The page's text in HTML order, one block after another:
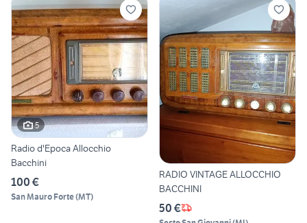
5
Radio d'Epoca Allocchio
Bacchini
100 €
San Mauro Forte(MT)
RADIO VINTAGE ALLOCCHIO
BACCHINI
50 €